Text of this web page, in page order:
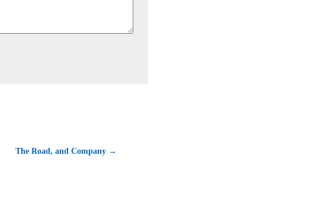
The Road, and Company →